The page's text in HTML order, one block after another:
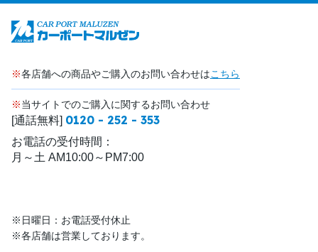
※各店舗への商品やご購入のお問い合わせはこちら
※当サイトでのご購入に関するお問い合わせ
[通話無料] 0120 - 252 - 353
お電話の受付時間：
月～土 AM10:00～PM7:00
※日曜日：お電話受付休止
※各店舗は営業しております。